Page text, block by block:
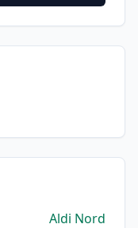
Aldi Nord